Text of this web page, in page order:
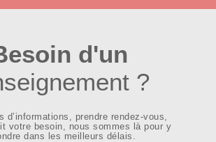
d'un
?
d’informations, prendre rendez-vous,
votre besoin, nous sommes là pour y
dans les meilleurs délais.